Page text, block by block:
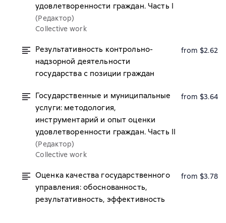
удовлетворенности граждан. Часть I
(Редактор)
Collective work
Результативность контрольно-
надзорной деятельности
государства с позиции граждан
from $2.62
Государственные и муниципальные
услуги: методология,
инструментарий и опыт оценки
удовлетворенности граждан. Часть II
(Редактор)
Collective work
from $3.64
Оценка качества государственного
управления: обоснованность,
результативность, эффективность
from $3.78